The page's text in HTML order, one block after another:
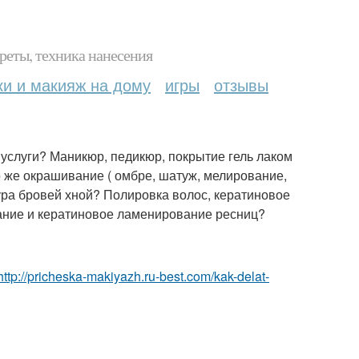
техника нанесения
и макияж на дому игры отзывы
Маникюр, педикюр, покрытие гель лаком
же окрашивание ( омбре, шатуж, мелирование,
бровей хной? Полировка волос, кератиновое
и кератиновое ламенирование ресниц?
pricheska-makiyazh.ru-best.com/kak-delat-